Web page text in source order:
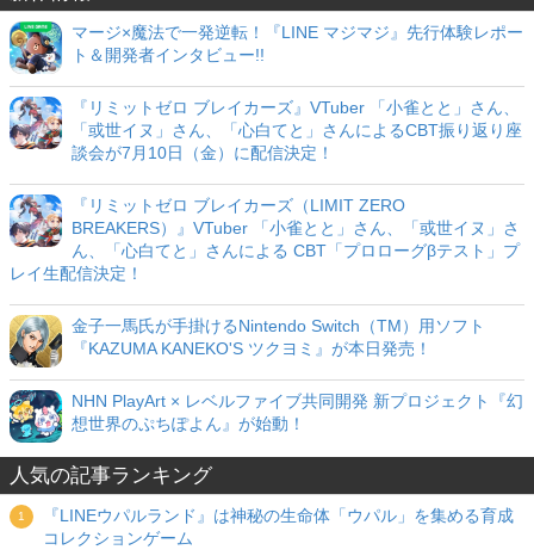
マージ×魔法で一発逆転！『LINE マジマジ』先行体験レポー
ト＆開発者インタビュー!!
『リミットゼロ ブレイカーズ』VTuber 「小雀とと」さん、
「或世イヌ」さん、「心白てと」さんによるCBT振り返り座
談会が7月10日（金）に配信決定！
『リミットゼロ ブレイカーズ（LIMIT ZERO
BREAKERS）』VTuber 「小雀とと」さん、「或世イヌ」さ
ん、「心白てと」さんによる CBT「プロローグβテスト」プ
レイ生配信決定！
金子一馬氏が手掛けるNintendo Switch（TM）用ソフト
『KAZUMA KANEKO'S ツクヨミ』が本日発売！
NHN PlayArt × レベルファイブ共同開発 新プロジェクト『幻
想世界のぷちぽよん』が始動！
人気の記事ランキング
『LINEウパルランド』は神秘の生命体「ウパル」を集める育成
コレクションゲーム